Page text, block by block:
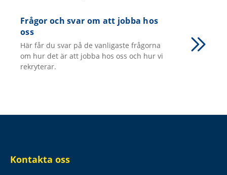
Frågor och svar om att jobba hos
oss
Här får du svar på de vanligaste frågorna
om hur det är att jobba hos oss och hur vi
rekryterar.
Kontakta oss